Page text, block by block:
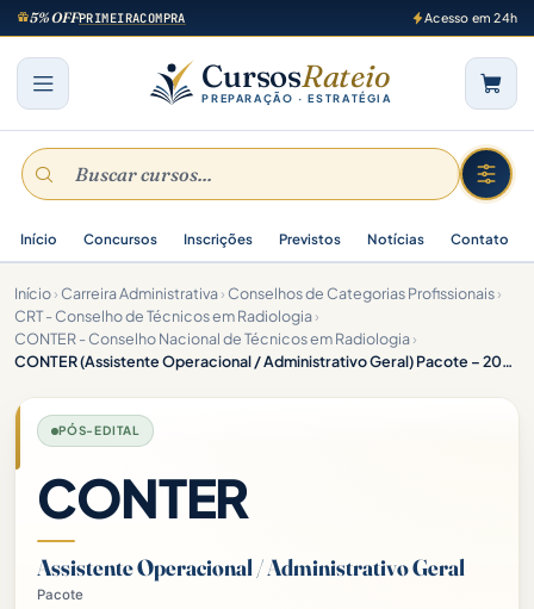
5% OFFPRIMEIRACOMPRA Acesso em 24h
CursosRateio
PREPARAÇÃO · ESTRATÉGIA
Início Concursos Inscrições Previstos Notícias Contato
Início› Carreira Administrativa› Conselhos de Categorias Profissionais›
CRT - Conselho de Técnicos em Radiologia›
CONTER - Conselho Nacional de Técnicos em Radiologia›
CONTER (Assistente Operacional / Administrativo Geral) Pacote – 2026 (Pós-Edital)
PÓS-EDITAL
CONTER
Assistente Operacional / Administrativo Geral
Pacote